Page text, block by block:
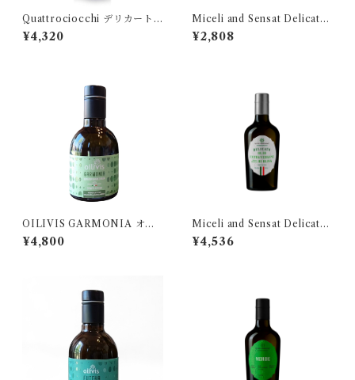
Quattrociocchi デリカート 2
50ml
¥4,320
Miceli and Sensat Delicato
Bio250 ミチェリ&センサット
デリカート
¥2,808
OILIVIS GARMONIA オイ
リヴィス ガルモニア 250ml
¥4,800
Miceli and Sensat Delicato
Bio 500 ミチェリ&センサッ
ト デリカート
¥4,536